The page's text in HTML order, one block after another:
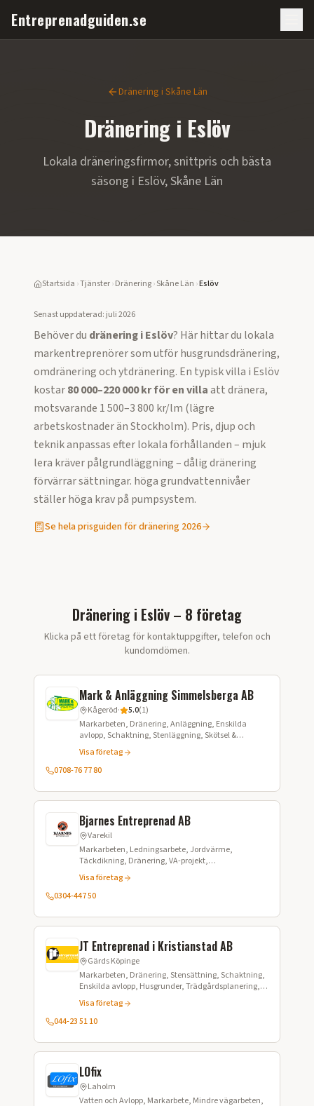
Entreprenadguiden.se
Dränering i Skåne Län
Dränering i Eslöv
Lokala dräneringsfirmor, snittpris och bästa
säsong i Eslöv,Skåne Län
Startsida ›Tjänster›Dränering›Skåne Län ›Eslöv
Senast uppdaterad:juli 2026
Behöver du dränering iEslöv? Här hittar du lokala
markentreprenörer som utför husgrundsdränering,
omdränering och ytdränering. En typisk villa i Eslöv
kostar80 000–220 000 kr för en villaatt dränera,
motsvarande 1 500–3 800 kr/lm (lägre
arbetskostnader än Stockholm). Pris, djup och
teknik anpassas efter lokala förhållanden – mjuk
lera kräver pålgrundläggning – dålig dränering
förvärrar sättningar. höga grundvattennivåer
ställer höga krav på pumpsystem.
Se hela prisguiden för dränering 2026
Dränering i Eslöv – 8 företag
Klicka på ett företag för kontaktuppgifter, telefon och
kundomdömen.
Mark & Anläggning Simmelsberga AB
Kågeröd· 5.0(1)
Markarbeten, Dränering, Anläggning, Enskilda
avlopp, Schaktning, Stenläggning, Skötsel &
underhåll, Fastighetsskötsel
Visa företag
0708-76 77 80
Bjarnes Entreprenad AB
Varekil
Markarbeten, Ledningsarbete, Jordvärme,
Täckdikning, Dränering, VA-projekt,
Tryckavloppssystem LTA, Stenspräckning,
Fibergrävning, Sjöförläggning, Styrd borrning
Visa företag
0304-447 50
JT Entreprenad i Kristianstad AB
Gärds Köpinge
Markarbeten, Dränering, Stensättning, Schaktning,
Enskilda avlopp, Husgrunder, Trädgårdsplanering,
Kranbilstransporter, Grusförsäljning
Visa företag
044-23 51 10
LOfix
Laholm
Vatten och Avlopp, Markarbete, Mindre vägarbeten,